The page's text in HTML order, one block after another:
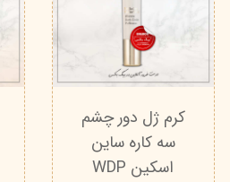
کرم ژل دور چشم
سه کاره ساین
اسکین WDP